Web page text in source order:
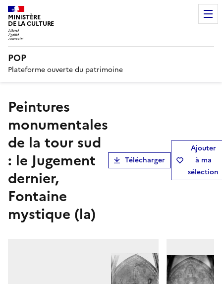
MINISTÈRE
DE LA CULTURE
POP
Plateforme ouverte du patrimoine
peintures
monumentales
de la tour sud
: le Jugement
dernier,
Fontaine
mystique (la)
Télécharger
Ajouter
à ma
sélection